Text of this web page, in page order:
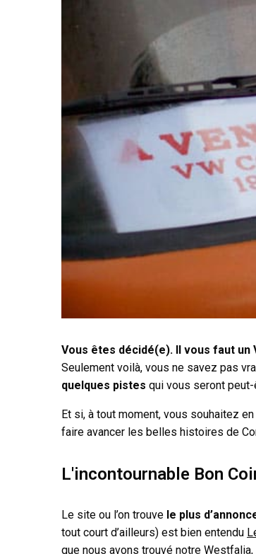
Vous êtes décidé(e). Il vous faut un
Seulement voilà, vous ne savez pas
quelques pistes qui vous seront
Et si, à tout moment, vous souhaitez
faire avancer les belles histoires de
L'incontournable Bon
Le site ou l’on trouve le plus
tout court d’ailleurs) est bien entendu
que nous avons trouvénotre Westfalia